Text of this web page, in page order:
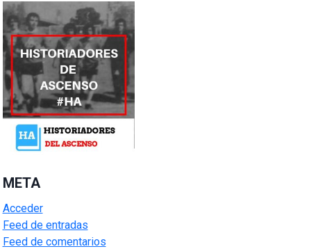
META
Acceder
Feed de entradas
Feed de comentarios